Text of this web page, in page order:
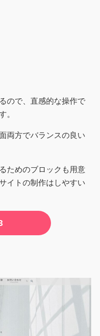
ので、直感的な操作で
。
両方でバランスの良い
ためのブロックも用意
イトの制作はしやすい